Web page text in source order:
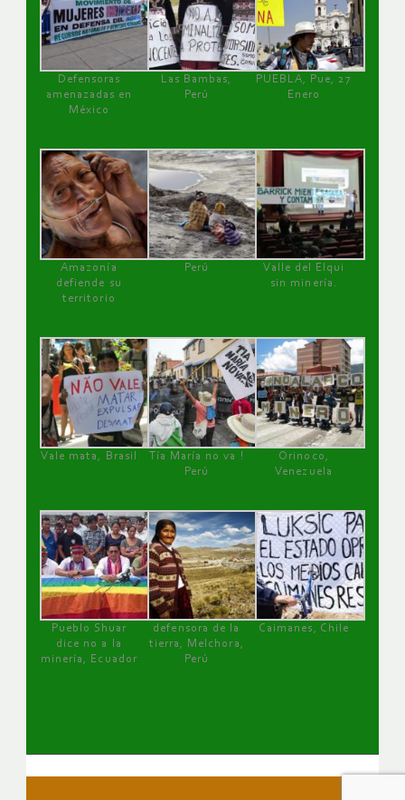
Defensoras
amenazadas en
México
Las Bambas,
Perú
PUEBLA, Pue, 27
Enero
Amazonía
defiende su
territorio
Perú
Valle del Elqui
sin minería.
Vale mata, Brasil
Tía María no va !
Perú
Orinoco,
Venezuela
Pueblo Shuar
dice no a la
minería, Ecuador
defensora de la
tierra, Melchora,
Perú
Caimanes, Chile